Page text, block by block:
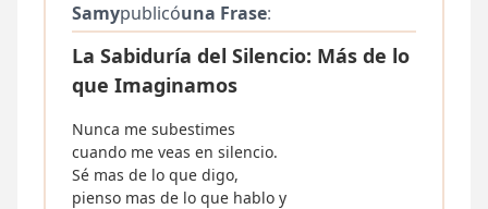
Samypublicóuna Frase:
La Sabiduría del Silencio: Más de lo
que Imaginamos
Nunca me subestimes
cuando me veas en silencio.
Sé mas de lo que digo,
pienso mas de lo que hablo y